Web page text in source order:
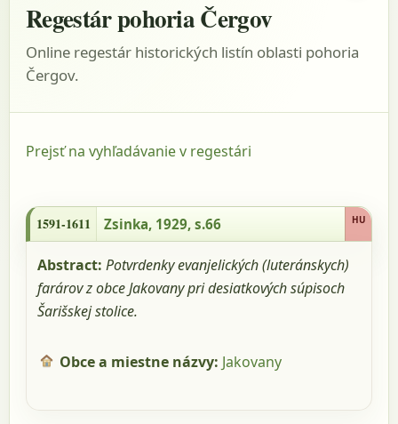
Regestár pohoria Čergov
Online regestár historických listín oblasti pohoria
Čergov.
Prejsť na vyhľadávanie v regestári
1591-1611 Zsinka, 1929, s.66 HU
Abstract: Potvrdenky evanjelických (luteránskych)
farárov z obce Jakovany pri desiatkových súpisoch
Šarišskej stolice.
Obce a miestne názvy: Jakovany